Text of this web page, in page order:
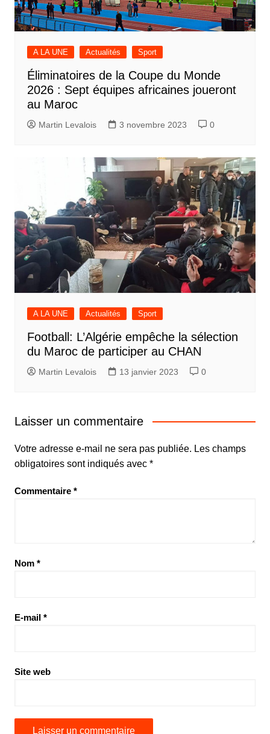
A LA UNE Actualités Sport
Éliminatoires de la Coupe du Monde
2026 : Sept équipes africaines joueront
au Maroc
Martin Levalois 3 novembre 2023 0
A LA UNE Actualités Sport
Football: L’Algérie empêche la sélection
du Maroc de participer au CHAN
Martin Levalois 13 janvier 2023 0
Laisser un commentaire
Votre adresse e-mail ne sera pas publiée. Les champs
obligatoires sont indiqués avec *
Commentaire *
Nom *
E-mail *
Site web